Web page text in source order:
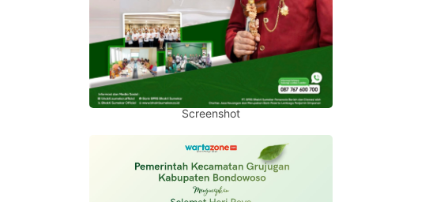
Screenshot